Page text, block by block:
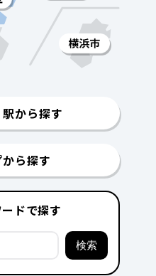
から探す
ら探す
ドで探す